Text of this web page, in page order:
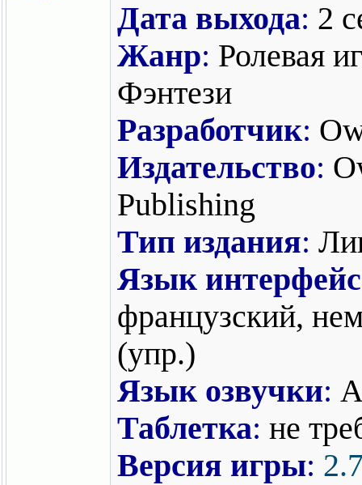
Дата выхода: 2
Жанр: Ролевая
Фэнтези
Разработчик:
Издательство:
Publishing
Тип издания:
Язык
французский,
(упр.)
Язык озвучки:
Таблетка: не
Версия игры: